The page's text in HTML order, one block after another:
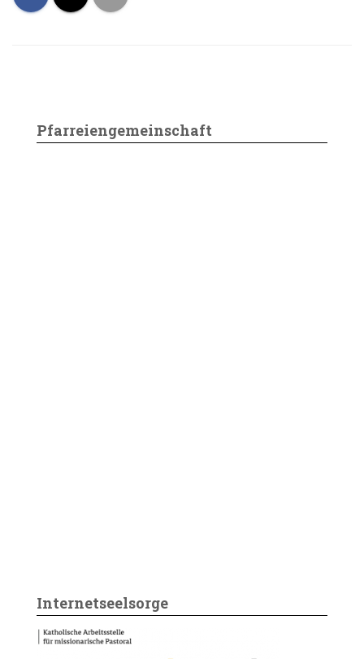
Pfarreiengemeinschaft
Internetseelsorge